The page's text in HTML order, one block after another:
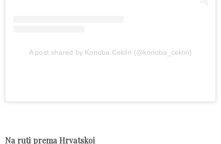
A post shared by Konoba Ceklin (@konoba_ceklin)
Na ruti prema Hrvatskoj